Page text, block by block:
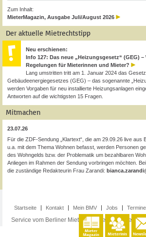
Zum Inhalt:
MieterMagazin, Ausgabe Juli/August 2026
Der aktuelle Mietrechtstipp
Neu erschienen:
Info 127: Das neue „Heizungsgesetz“ (GEG)
Regelungen für Mieterinnen und Mieter?
Lang umstritten tritt am 1. Januar 2024 das
Gebäudeenergiegesetzes (GEG) – das sogenannte
werden Vorgaben für neu installierte Heizungsanlagen
Antworten auf die wichtigsten 15 Fragen.
Mitmachen
23.07.26
Für die ZDF-Sendung „Klartext“, die am 29.09.26 live aus
u.a. mit dem Thema Wohnen befasst, werden Personen
des Wohngelds bzw. der Problematik um bezahlbaren
Anliegen im Rahmen der Sendung vorbringen möchten.
die zuständige Redakteurin Frau Zarandi:
Startseite Kontakt Mein BMV Jobs Termine
Service vom Berliner Mieterverein e.V. ·Impressum